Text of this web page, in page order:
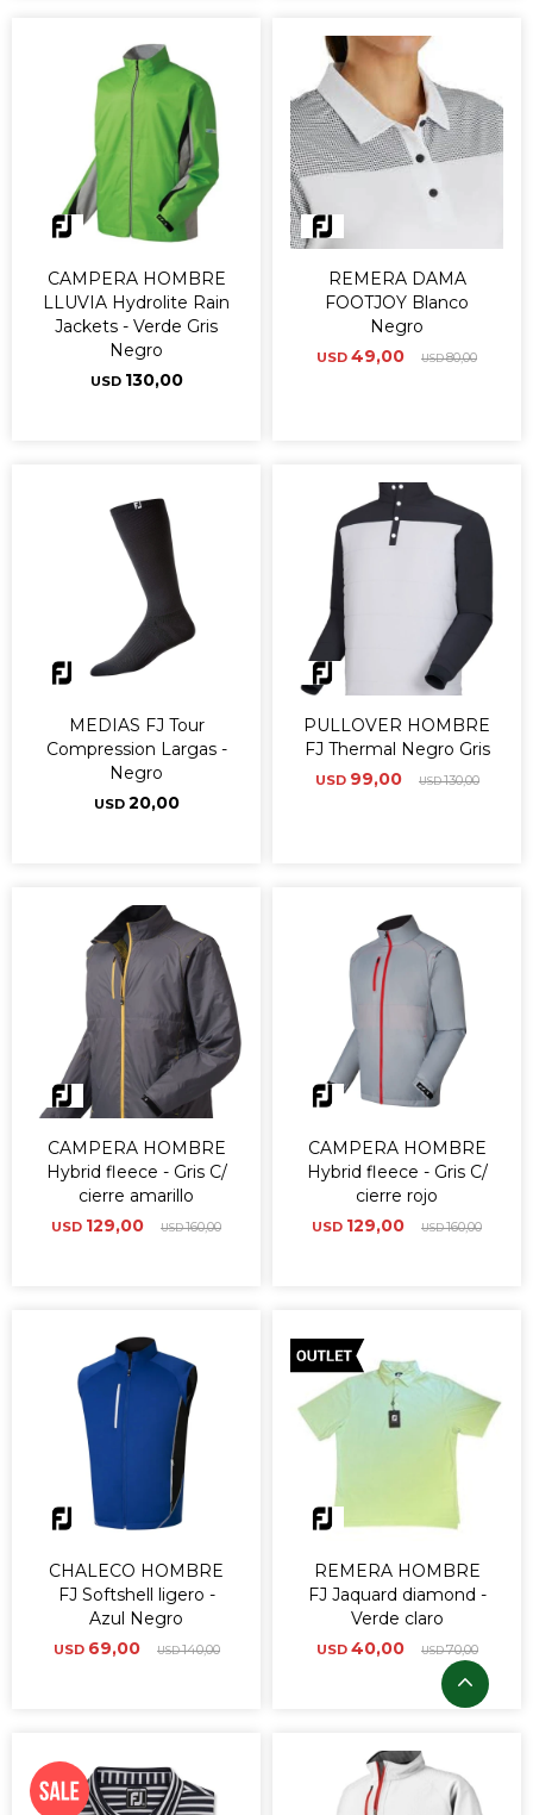
CAMPERA HOMBRE
LLUVIA Hydrolite Rain
Jackets - Verde Gris
Negro
USD 130,00
REMERA DAMA
FOOTJOY Blanco
Negro
USD 49,00 USD80,00
MEDIAS FJ Tour
Compression Largas -
Negro
USD 20,00
PULLOVER HOMBRE
FJ Thermal Negro Gris
USD 99,00 USD130,00
CAMPERA HOMBRE
Hybrid fleece - Gris C/
cierre amarillo
USD 129,00 USD160,00
CAMPERA HOMBRE
Hybrid fleece - Gris C/
cierre rojo
USD 129,00 USD160,00
CHALECO HOMBRE
FJ Softshell ligero -
Azul Negro
USD 69,00 USD140,00
REMERA HOMBRE
FJ Jaquard diamond -
Verde claro
USD 40,00 USD70,00